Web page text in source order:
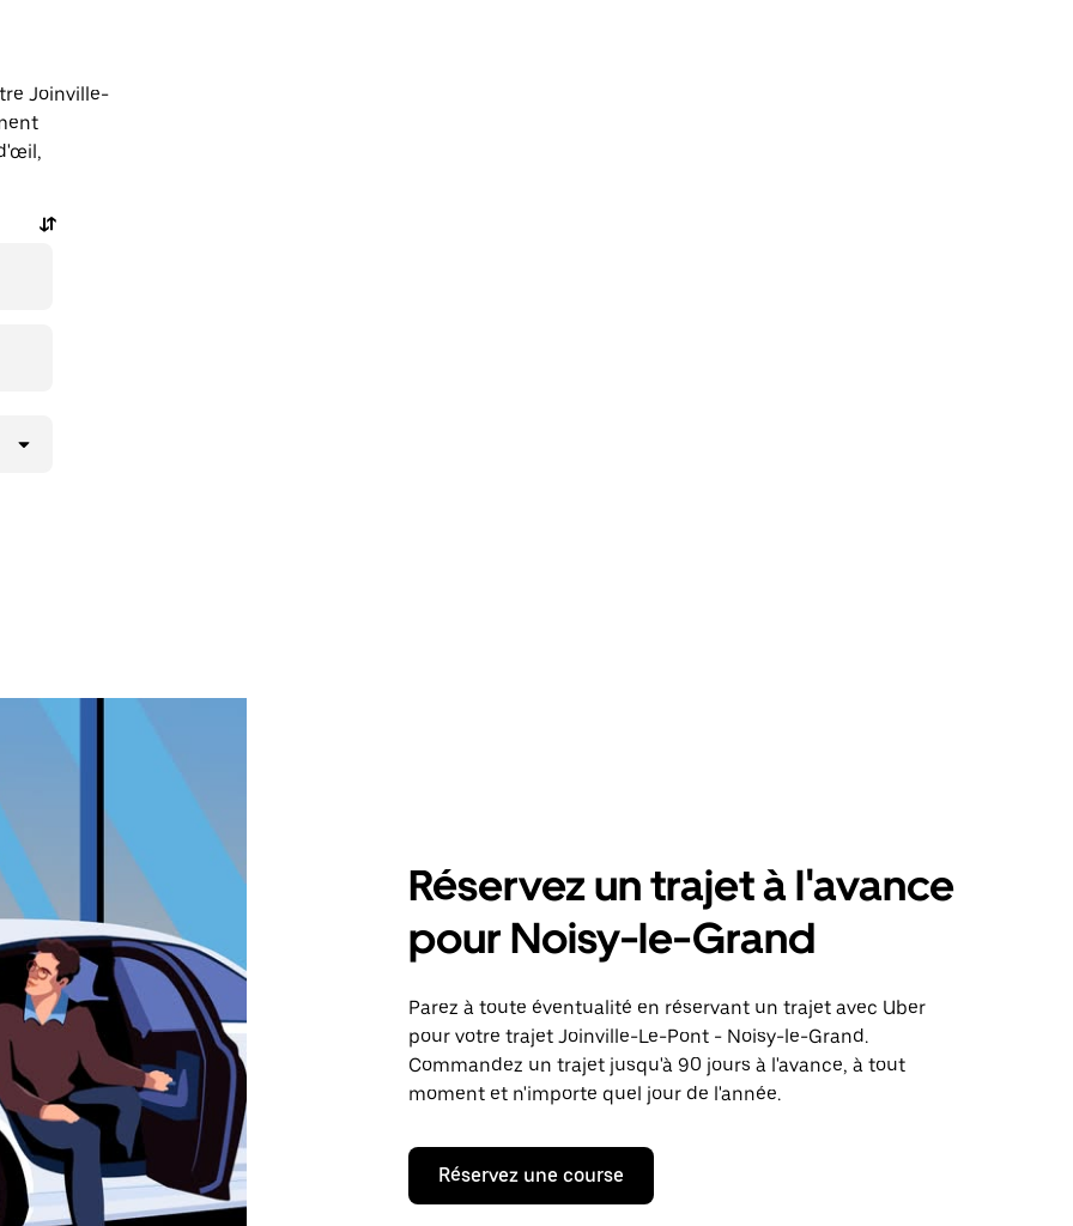
Joinville-
Réservez un trajet à l'avance
pour Noisy-le-Grand
Parez à toute éventualité en réservant un trajet avec Uber
pour votre trajet Joinville-Le-Pont - Noisy-le-Grand.
Commandez un trajet jusqu'à 90 jours à l'avance, à tout
moment et n'importe quel jour de l'année.
Réservez une course